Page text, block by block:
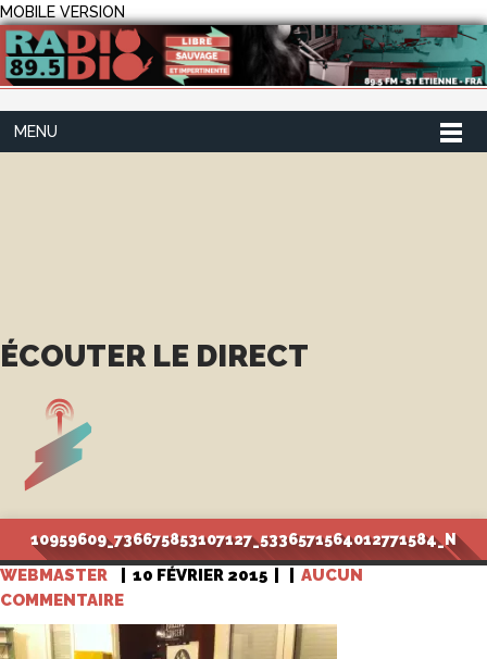
MOBILE VERSION
MENU
ÉCOUTER LE DIRECT
10959609_736675853107127_5336571564012771584_N
WEBMASTER 10 FÉVRIER 2015
AUCUN
COMMENTAIRE